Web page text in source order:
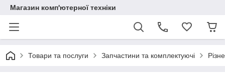
Магазин комп'ютерної техніки
Товари та послуги Запчастини та комплектуючі Різне